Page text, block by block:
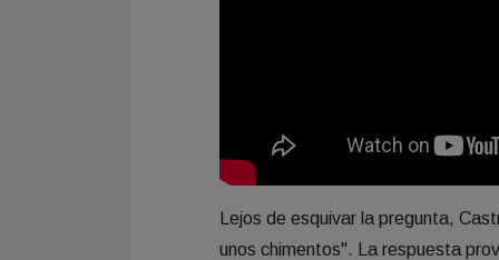
Lejos de esquivar la pregunta,
unos chimentos". La respuesta